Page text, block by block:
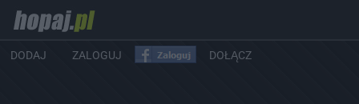
DODAJ ZALOGUJ DOŁĄCZ